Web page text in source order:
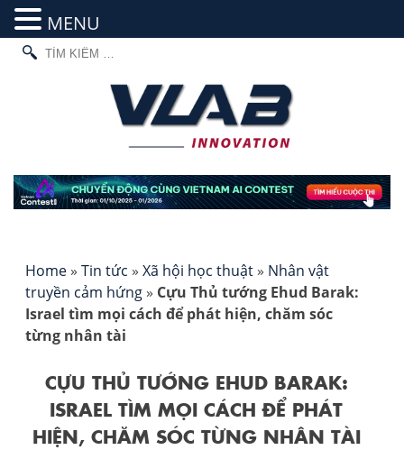
Skip
TÌM
KIẾM
Home » Tin tức » Xã hội học thuật » Nhân vật
truyền cảm hứng » Cựu Thủ tướng Ehud Barak:
Israel tìm mọi cách để phát hiện, chăm sóc
từng nhân tài
CỰU THỦ TƯỚNG EHUD BARAK:
ISRAEL TÌM MỌI CÁCH ĐỂ PHÁT
HIỆN, CHĂM SÓC TỪNG NHÂN TÀI
MENU